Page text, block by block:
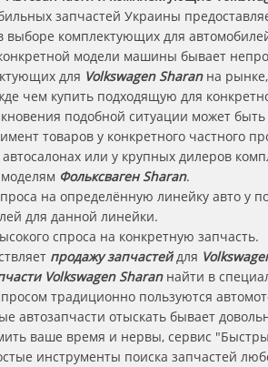
запчастей Украины
выборе комплектующих для
модели машины бывает
для Volkswagen Sharanна рынке,
чем купить подходящую для
подобной ситуации может быть
товаров у конкретного частного
автосалонах или у крупных дилеров
ФольксвагенSharan.
на определённую линейку авто у
для данной линейки.
спроса на конкретную запчасть.
продажу запчастейдля
Volkswagen Sharanнайти в
традиционно пользуются
автозапчасти отыскать бывает
ваше время и нервы, сервис
инструменты поиска запчастей